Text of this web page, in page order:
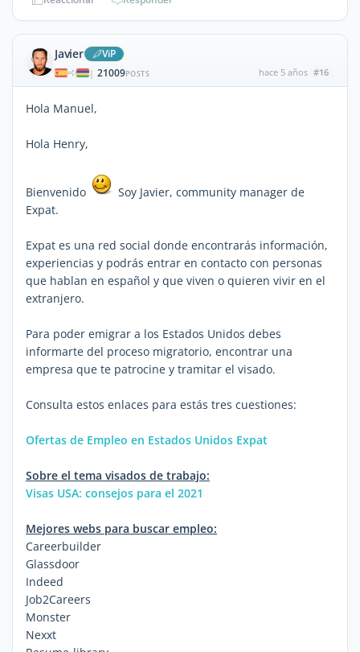
Javier ViP
| 21009POSTS hace 5 años #16
Hola Manuel,
Hola Henry,
Bienvenido
Soy Javier, community manager de
Expat.
Expat es una red social donde encontrarás información,
experiencias y podrás entrar en contacto con personas
que hablan en español y que viven o quieren vivir en el
extranjero.
Para poder emigrar a los Estados Unidos debes
informarte del proceso migratorio, encontrar una
empresa que te patrocine y tramitar el visado.
Consulta estos enlaces para estás tres cuestiones:
Ofertas de Empleo en Estados Unidos Expat
Sobre el tema visados de trabajo:
Visas USA: consejos para el 2021
Mejores webs para buscar empleo:
Careerbuilder
Glassdoor
Indeed
Job2Careers
Monster
Nexxt